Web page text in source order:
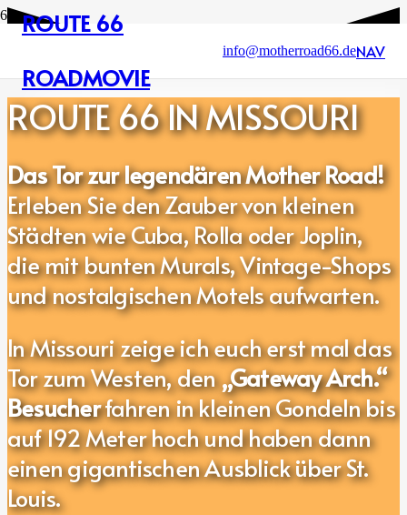
ROUTE 66
ROADMOVIE
info@motherroad66.deNAV
ROUTE 66 IN MISSOURI
Das Tor zur legendären Mother Road!
Erleben Sie den Zauber von kleinen
Städten wie Cuba, Rolla oder Joplin,
die mit bunten Murals, Vintage-Shops
und nostalgischen Motels aufwarten.
In Missouri zeige ich euch erst mal das
Tor zum Westen, den„Gateway Arch.“
Besucherfahren in kleinen Gondeln bis
auf 192 Meter hoch und haben dann
einen gigantischen Ausblick über St.
Louis.